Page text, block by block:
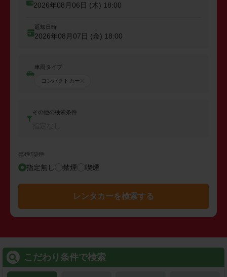
2026年08月06日 (木) 18:00
返却日時
2026年08月07日 (金) 18:00
車両タイプ
コンパクトカー
その他の検索条件
禁煙/喫煙
指定無し 禁煙 喫煙
レンタカーを検索する
こだわり条件で検索